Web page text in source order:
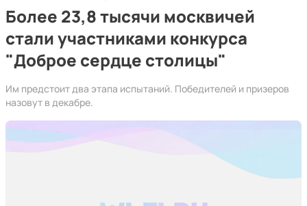
Более 23,8 тысячи москвичей
стали участниками конкурса
"Доброе сердце столицы"
Им предстоит два этапа испытаний. Победителей и призеров
назовут в декабре.